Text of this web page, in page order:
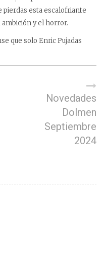
pierdas esta escalofriante
y el horror.
que solo Enric Pujadas
Novedades
Dolmen
Septiembre
2024